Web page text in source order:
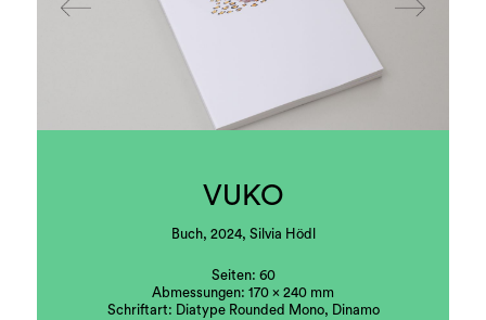
VUKO
Buch, 2024, Silvia Hödl
Seiten: 60
Abmessungen: 170 × 240 mm
Schriftart: Diatype Rounded Mono, Dinamo